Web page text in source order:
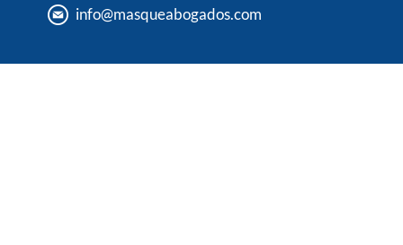
info@masqueabogados.com